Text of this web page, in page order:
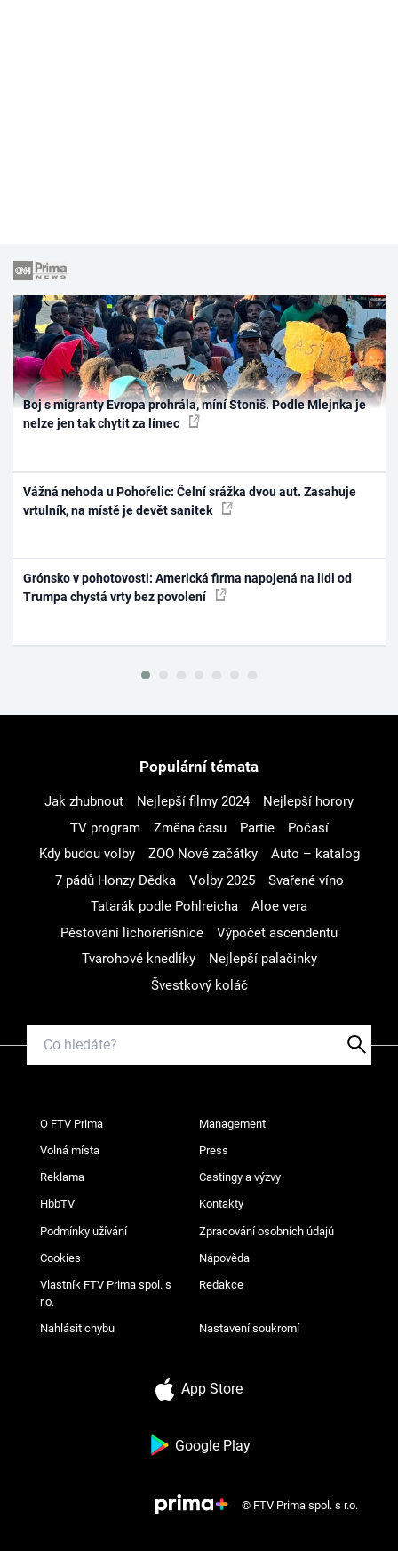
Boj s migranty Evropa prohrála, míní Stoniš. Podle Mlejnka je
nelze jen tak chytit za límec
Vážná nehoda u Pohořelic: Čelní srážka dvou aut. Zasahuje
vrtulník, na místě je devět sanitek
Grónsko v pohotovosti: Americká firma napojená na lidi od
Trumpa chystá vrty bez povolení
Populární témata
Jak zhubnout Nejlepší filmy 2024
Nejlepší horory
TV program
Změna času Partie
Počasí
Kdy budou volby
ZOO Nové začátky
Auto – katalog
7 pádů Honzy Dědka
Volby 2025
Svařené víno
Tatarák podle Pohlreicha
Aloe vera
Pěstování lichořeřišnice
Výpočet ascendentu
Tvarohové knedlíky
Nejlepší palačinky
Švestkový koláč
O FTV Prima Management
Volná místa Press
Reklama Castingy a výzvy
HbbTV Kontakty
Podmínky užívání Zpracování osobních údajů
Cookies Nápověda
Vlastník FTV Prima spol. s
r.o.
Redakce
Nahlásit chybu Nastavení soukromí
App Store
Google Play
© FTV Prima spol. s r.o.